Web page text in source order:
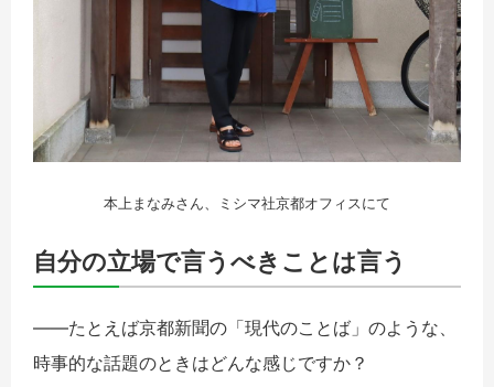
本上まなみさん、ミシマ社京都オフィスにて
自分の立場で言うべきことは言う
――たとえば京都新聞の「現代のことば」のような、
時事的な話題のときはどんな感じですか？